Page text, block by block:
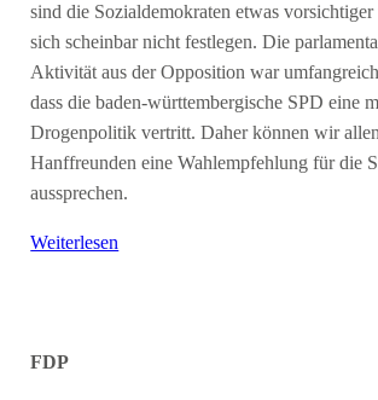
sind die Sozialdemokraten etwas
sich scheinbar nicht festlegen. Die
Aktivität aus der Opposition war
dass die baden-württembergische SPD eine
Drogenpolitik vertritt. Daher können wir
Hanffreunden eine Wahlempfehlung für die
aussprechen.
Weiterlesen
FDP